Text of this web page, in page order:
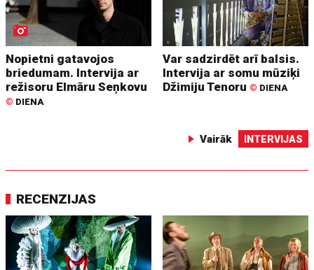
Nopietni gatavojos
briedumam. Intervija ar
režisoru Elmāru Seņkovu
© DIENA
Var sadzirdēt arī balsis.
Intervija ar somu mūziķi
Džimiju Tenoru © DIENA
Vairāk INTERVIJAS
RECENZIJAS